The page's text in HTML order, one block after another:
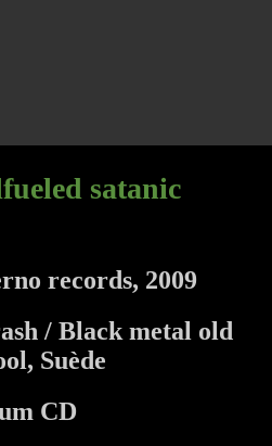
satanic
records, 2009
/ Black metal old
Suède
CD